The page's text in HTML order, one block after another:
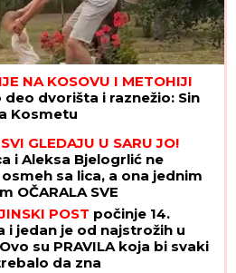
NA KOSOVU I METOHIJI
deo dvorišta i raznežio: Sin
Kosmetu
GLEDAJU U SARU JO!
i Aleksa Bjelogrlić ne
sa lica, a ona jednim
OČARALA SVE
POST počinje 14.
i jedan je od najstrožih u
su PRAVILA koja bi svaki
da zna